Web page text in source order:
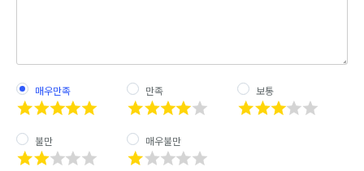
매우만족 만족 보통
불만 매우불만